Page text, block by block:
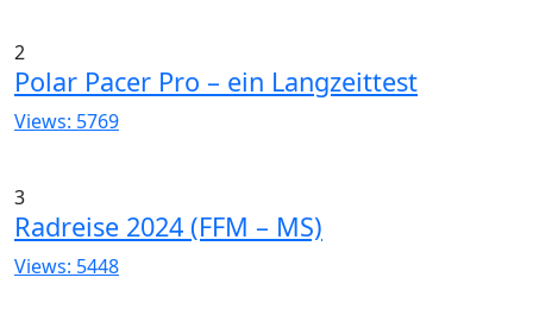
2
Polar Pacer Pro – ein Langzeittest
Views: 5769
3
Radreise 2024 (FFM – MS)
Views: 5448